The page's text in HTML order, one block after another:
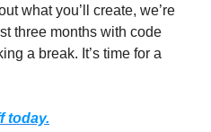
what you’ll create, we’re
three months with code
a break. It’s time for a
today.